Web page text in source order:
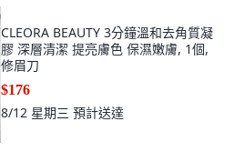
CLEORA BEAUTY 3分鐘溫和去角質凝
膠 深層清潔 提亮膚色 保濕嫩膚, 1個,
修眉刀
$176
8/12 星期三 預計送達